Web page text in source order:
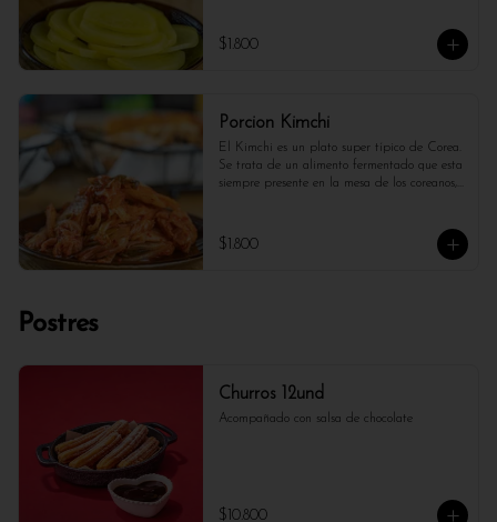
$1.800
Porcion Kimchi
El Kimchi es un plato super típico de Corea.
Se trata de un alimento fermentado que esta
siempre presente en la mesa de los coreanos,
$1.800
Postres
Churros 12und
Acompañado con salsa de chocolate
$10.800